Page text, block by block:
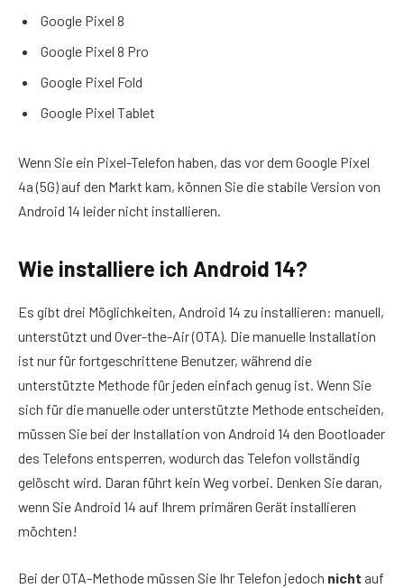
Google Pixel 8
Google Pixel 8 Pro
Google Pixel Fold
Google Pixel Tablet
Wenn Sie ein Pixel-Telefon haben, das vor dem Google Pixel
4a (5G) auf den Markt kam, können Sie die stabile Version von
Android 14 leider nicht installieren.
Wie installiere ich Android 14?
Es gibt drei Möglichkeiten, Android 14 zu installieren: manuell,
unterstützt und Over-the-Air (OTA). Die manuelle Installation
ist nur für fortgeschrittene Benutzer, während die
unterstützte Methode für jeden einfach genug ist. Wenn Sie
sich für die manuelle oder unterstützte Methode entscheiden,
müssen Sie bei der Installation von Android 14 den Bootloader
des Telefons entsperren, wodurch das Telefon vollständig
gelöscht wird. Daran führt kein Weg vorbei. Denken Sie daran,
wenn Sie Android 14 auf Ihrem primären Gerät installieren
möchten!
Bei der OTA-Methode müssen Sie Ihr Telefon jedoch nicht auf